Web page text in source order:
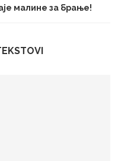
малине за брање!